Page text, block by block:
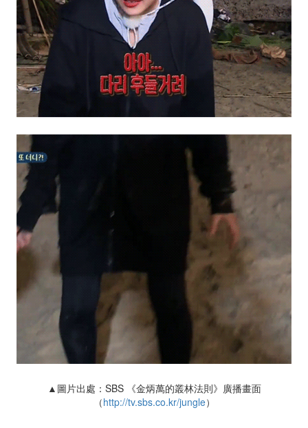
▲圖片出處：SBS 《金炳萬的叢林法則》廣播畫面
（http://tv.sbs.co.kr/jungle）